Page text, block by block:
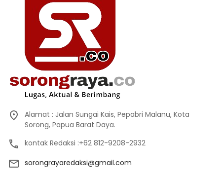
Alamat : Jalan Sungai Kais, Pepabri Malanu, Kota
Sorong, Papua Barat Daya.
kontak Redaksi :+62 812-9208-2932
sorongrayaredaksi@gmail.com